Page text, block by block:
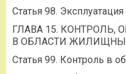
Статья 98.
ГЛАВА 15.
В ОБЛАСТИ
Статья 99. Контроль в